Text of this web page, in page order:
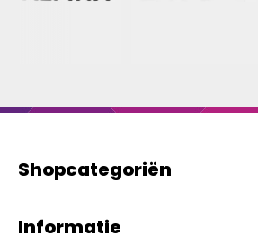
Shopcategoriën
Informatie